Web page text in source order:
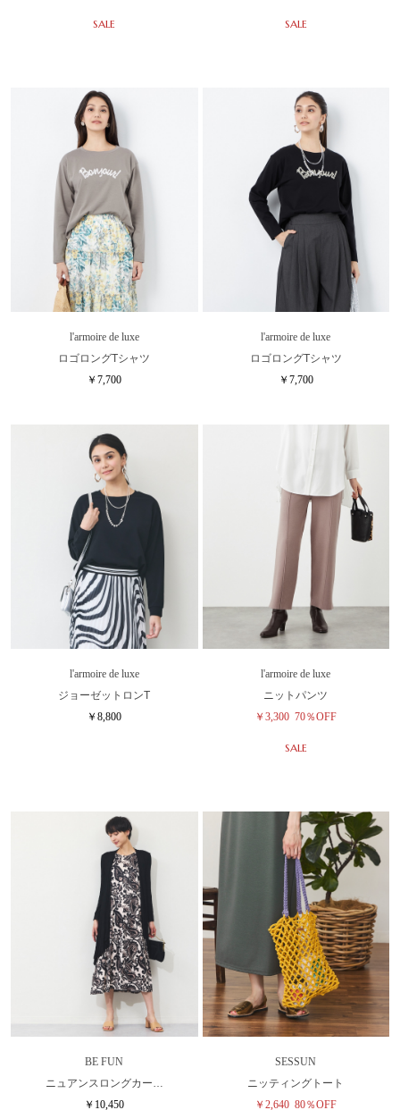
SALE SALE
l'armoire de luxe
ロゴロングTシャツ
￥7,700
l'armoire de luxe
ロゴロングTシャツ
￥7,700
l'armoire de luxe
ジョーゼットロンT
￥8,800
l'armoire de luxe
ニットパンツ
￥3,300 70％OFF
SALE
BE FUN
ニュアンスロングカー…
￥10,450
SESSUN
ニッティングトート
￥2,640 80％OFF